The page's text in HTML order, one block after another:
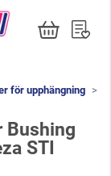
för upphängning
Bushing
STI